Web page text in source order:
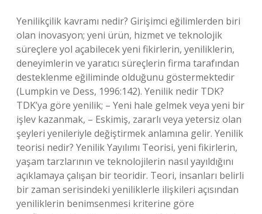
Yenilikçilik kavramı nedir? Girişimci eğilimlerden biri
olan inovasyon; yeni ürün, hizmet ve teknolojik
süreçlere yol açabilecek yeni fikirlerin, yeniliklerin,
deneyimlerin ve yaratıcı süreçlerin firma tarafından
desteklenme eğiliminde olduğunu göstermektedir
(Lumpkin ve Dess, 1996:142). Yenilik nedir TDK?
TDK’ya göre yenilik; – Yeni hale gelmek veya yeni bir
işlev kazanmak, – Eskimiş, zararlı veya yetersiz olan
şeyleri yenileriyle değiştirmek anlamına gelir. Yenilik
teorisi nedir? Yenilik Yayılımı Teorisi, yeni fikirlerin,
yaşam tarzlarının ve teknolojilerin nasıl yayıldığını
açıklamaya çalışan bir teoridir. Teori, insanları belirli
bir zaman serisindeki yeniliklerle ilişkileri açısından
yeniliklerin benimsenmesi kriterine göre